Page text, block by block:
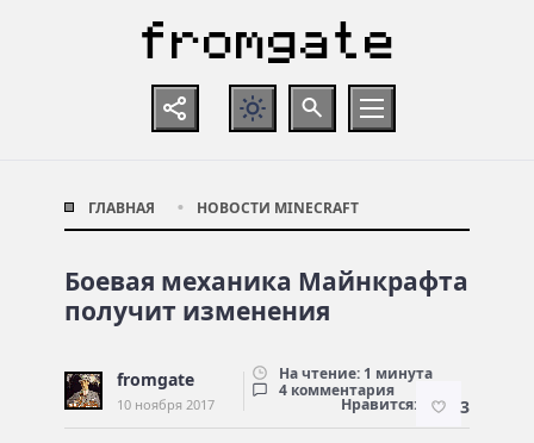
ГЛАВНАЯ НОВОСТИ MINECRAFT
Боевая механика Майнкрафта
получит изменения
fromgate
10 ноября 2017
На чтение: 1 минута
4 комментария
Нравится: 3